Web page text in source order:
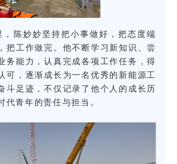
，陈妙妙坚持把小事做好，把态度端
把工作做完。他不断学习新知识、尝
务能力，认真完成各项工作任务，得
可，逐渐成长为一名优秀的新能源工
斗足迹，不仅记录了他个人的成长历
代青年的责任与担当。